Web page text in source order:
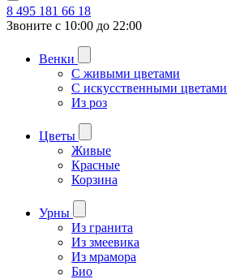
8 495 181 66 18
Звоните с 10:00 до 22:00
Венки
С живыми цветами
С искусственными цветами
Из роз
Цветы
Живые
Красные
Корзина
Урны
Из гранита
Из змеевика
Из мрамора
Био